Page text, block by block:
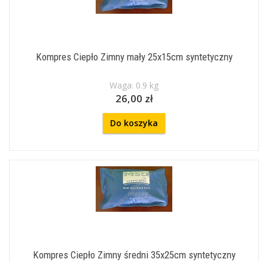
Kompres Ciepło Zimny mały 25x15cm syntetyczny
Waga: 0.9 kg
26,00 zł
Do koszyka
Kompres Ciepło Zimny średni 35x25cm syntetyczny